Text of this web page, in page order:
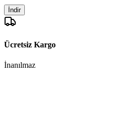
İndir
Ücretsiz Kargo
İnanılmaz